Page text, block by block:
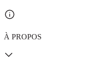
À PROPOS